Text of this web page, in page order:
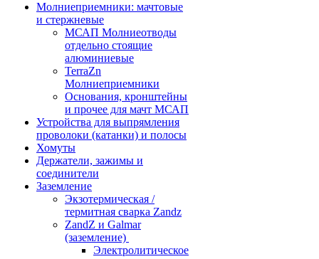
Молниеприемники: мачтовые
и стержневые
МСАП Молниеотводы
отдельно стоящие
алюминиевые
TerraZn
Молниеприемники
Основания, кронштейны
и прочее для мачт МСАП
Устройства для выпрямления
проволоки (катанки) и полосы
Хомуты
Держатели, зажимы и
соединители
Заземление
Экзотермическая /
термитная сварка Zandz
ZandZ и Galmar
(заземление)
Электролитическое